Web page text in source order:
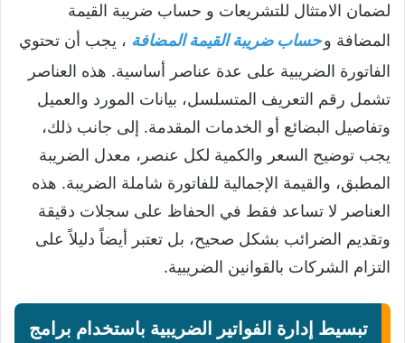
لضمان الامتثال للتشريعات و حساب ضريبة القيمة
المضافة وحساب ضريبة القيمة المضافة ، يجب أن تحتوي
الفاتورة الضريبية على عدة عناصر أساسية. هذه العناصر
تشمل رقم التعريف المتسلسل، بيانات المورد والعميل
وتفاصيل البضائع أو الخدمات المقدمة. إلى جانب ذلك،
يجب توضيح السعر والكمية لكل عنصر، معدل الضريبة
المطبق، والقيمة الإجمالية للفاتورة شاملة الضريبة. هذه
العناصر لا تساعد فقط في الحفاظ على سجلات دقيقة
وتقديم الضرائب بشكل صحيح، بل تعتبر أيضاً دليلاً على
التزام الشركات بالقوانين الضريبية.
تبسيط إدارة الفواتير الضريبية باستخدام برامج